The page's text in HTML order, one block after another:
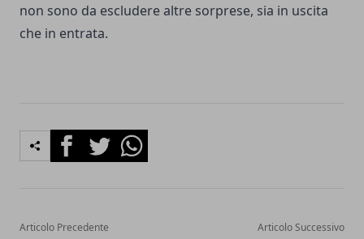
non sono da escludere altre sorprese, sia in uscita
che in entrata.
FacebookTwitterWhatsapp
Articolo Precedente Articolo Successivo